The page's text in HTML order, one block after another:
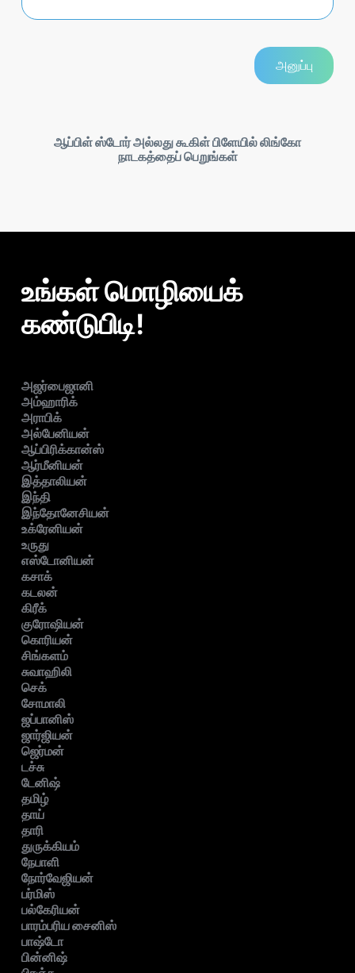
ஆப்பிள் ஸ்டோர் அல்லது கூகிள் பிளேயில் லிங்கோ
நாடகத்தைப் பெறுங்கள்
உங்கள் மொழியைக்
கண்டுபிடி!
அஜர்பைஜானி
அம்ஹாரிக்
அராபிக்
அல்பேனியன்
ஆப்பிரிக்கான்ஸ்
ஆர்மீனியன்
இத்தாலியன்
இந்தி
இந்தோனேசியன்
உக்ரேனியன்
உருது
எஸ்டோனியன்
கசாக்
கடலன்
கிரீக்
குரோஷியன்
கொரியன்
சிங்களம்
சுவாஹிலி
செக்
சோமாலி
ஜப்பானிஸ்
ஜார்ஜியன்
ஜெர்மன்
டச்சு
டேனிஷ்
தமிழ்
தாய்
தாரி
துருக்கியம்
நேபாளி
நோர்வேஜியன்
பர்மிஸ்
பல்கேரியன்
பாரம்பரிய சைனிஸ்
பாஷ்டோ
பின்னிஷ்